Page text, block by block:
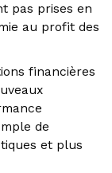
pas prises en
au profit des
financières
de
et plus